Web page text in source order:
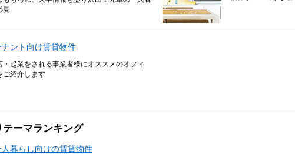
見
ント向け賃貸物件
・起業をされる事業者様にオススメのオフィ
ご紹介します
ーマランキング
暮らし向けの賃貸物件